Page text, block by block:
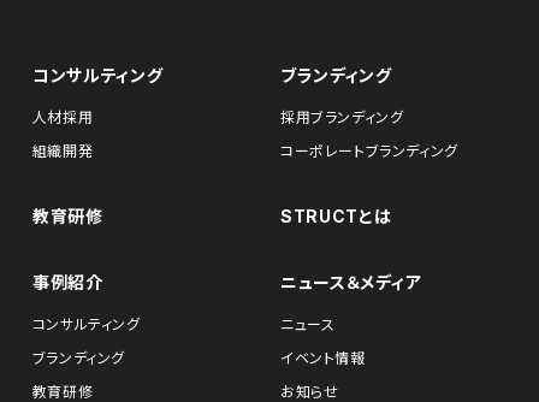
コンサルティング
人材採用
組織開発
ブランディング
採用ブランディング
コーポレートブランディング
教育研修 STRUCTとは
事例紹介
コンサルティング
ブランディング
教育研修
ニュース＆メディア
ニュース
イベント情報
お知らせ